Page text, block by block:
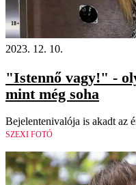
18+
2023. 12. 10.
"Istennő vagy!" -
mint még soha
Bejelentenivalója is akadt az
SZEXI FOTÓ